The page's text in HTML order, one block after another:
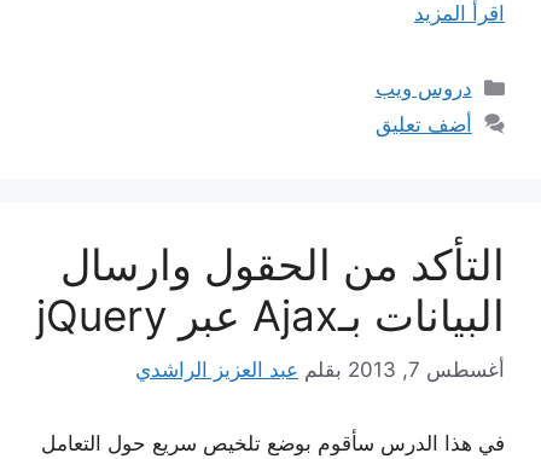
اقرأ المزيد
التصنيفات
دروس ويب
أضف تعليق
التأكد من الحقول وارسال
البيانات بـAjax عبر jQuery
أغسطس 7, 2013 بقلم عبد العزيز الراشدي
في هذا الدرس سأقوم بوضع تلخيص سريع حول التعامل